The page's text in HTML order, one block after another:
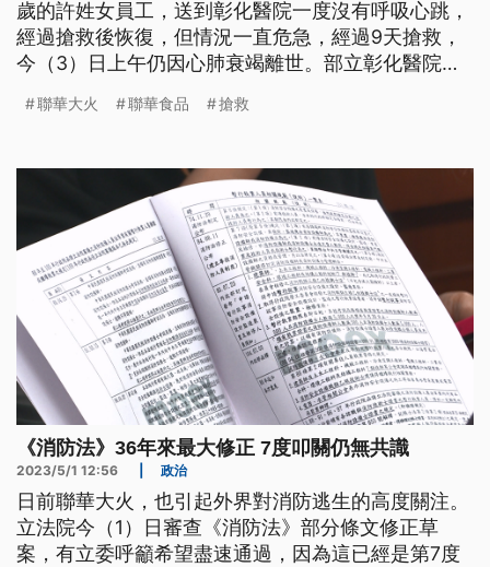
歲的許姓女員工，送到彰化醫院一度沒有呼吸心跳，
經過搶救後恢復，但情況一直危急，經過9天搶救，
今（3）日上午仍因心肺衰竭離世。部立彰化醫院副
定，那意識也沒有恢復，不過我們還是很積極很努力
那我們就開始急救，雖然說這個延長時間的急救，但
是還是沒有辦法。」根據了解，許姓
聯華大火 聯華食品 搶救
《消防法》36年來最大修正 7度叩關仍無共識
2023/5/1 12:56 政治
日前聯華大火，也引起外界對消防逃生的高度關注。
立法院今（1）日審查《消防法》部分條文修正草
案，有立委呼籲希望盡速通過，因為這已經是第7度